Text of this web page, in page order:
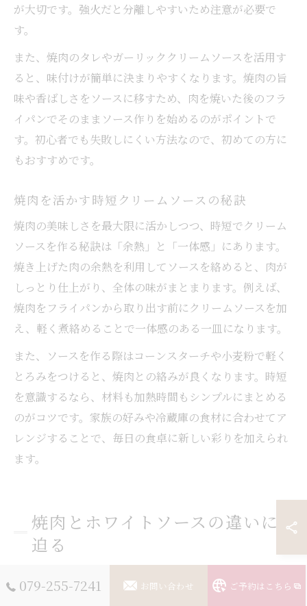
が大切です。強火だと分離しやすいため注意が必要で
す。
また、焼肉のタレやガーリッククリームソースを活用す
ると、味付けが簡単に決まりやすくなります。焼肉の旨
味や香ばしさをソースに移すため、肉を焼いた後のフラ
イパンでそのままソース作りを始めるのがポイントで
す。初心者でも失敗しにくい方法なので、初めての方に
もおすすめです。
焼肉を活かす時短クリームソースの秘訣
焼肉の美味しさを最大限に活かしつつ、時短でクリーム
ソースを作る秘訣は「余熱」と「一体感」にあります。
焼き上げた肉の余熱を利用してソースを絡めると、肉が
しっとり仕上がり、全体の味がまとまります。例えば、
焼肉をフライパンから取り出す前にクリームソースを加
え、軽く煮絡めることで一体感のある一皿になります。
また、ソースを作る際はコーンスターチや小麦粉で軽く
とろみをつけると、焼肉との絡みが良くなります。時短
を意識するなら、材料も加熱時間もシンプルにまとめる
のがコツです。家族の好みや冷蔵庫の食材に合わせてア
レンジすることで、毎日の食卓に新しい彩りを加えられ
ます。
焼肉とホワイトソースの違いに
迫る
焼肉とホワイトソースの役割と特徴解説
079-255-7241 お問い合わせ ご予約はこちら